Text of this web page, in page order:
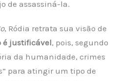
de assassiná-la.
, Ródia retrata sua visão de
é justificável, pois, segundo
da humanidade, crimes
para atingir um tipo de